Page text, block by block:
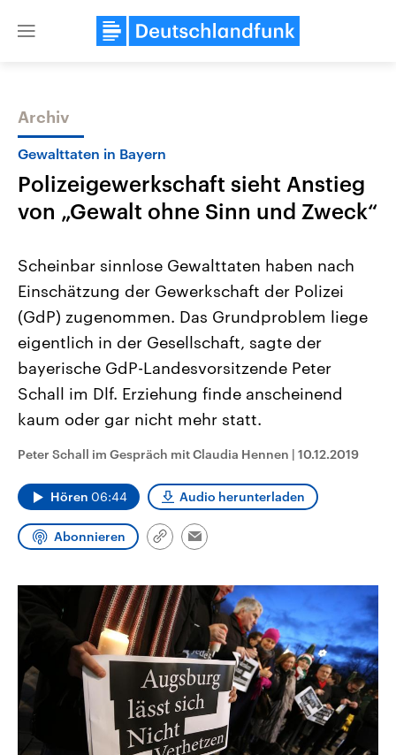
Close
Themen
Landtagswahl Sachsen-Anhalt
2026
Alle Informationen
Sachsen-Anhalt wählt am 6.
September 2026 einen neuen
Landtag. Seit 2021 wird das
Bundesland von einer Koalition aus
Umfragen, Prognosen,
und Hintergründe zu den Parteien
und Kandidaten der anstehenden
USA
Aktuelle Beiträge,
Hintergründe
Wirtschaftlich und
gehören die Vereinigten
den mächtigsten Ländern
mit großem Einfluss auf
Sendungen Programm Podcasts
Audio-Archiv
Archiv
Gewalttaten in Bayern
Polizeigewerkschaft sieht Anstieg
von „Gewalt ohne Sinn und Zweck“
Scheinbar sinnlose Gewalttaten haben nach
Einschätzung der Gewerkschaft der Polizei
(GdP) zugenommen. Das Grundproblem liege
eigentlich in der Gesellschaft, sagte der
bayerische GdP-Landesvorsitzende Peter
Schall im Dlf. Erziehung finde anscheinend
kaum oder gar nicht mehr statt.
Peter Schall im Gespräch mit Claudia Hennen | 10.12.2019
Hören 06:44 Audio herunterladen
Abonnieren
Link
Email